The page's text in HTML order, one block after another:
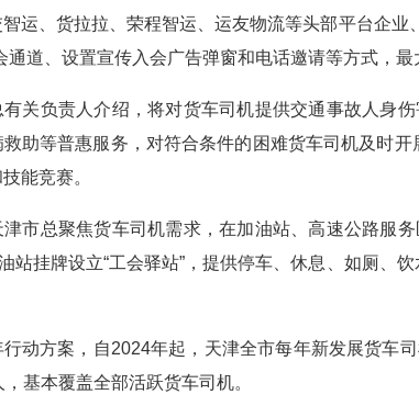
运、货拉拉、荣程智运、运友物流等头部平台企业
通道、设置宣传入会广告弹窗和电话邀请等方式，最
有关负责人介绍，将对货车司机提供交通事故人身
助等普惠服务，对符合条件的困难货车司机及时
能竞赛。
津市总聚焦货车司机需求，在加油站、高速公路服
站挂牌设立“工会驿站”，提供停车、休息、如厕、
动方案，自2024年起，天津全市每年新发展货车
基本覆盖全部活跃货车司机。